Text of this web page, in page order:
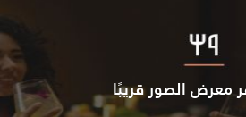
معرض الصور قريبًا